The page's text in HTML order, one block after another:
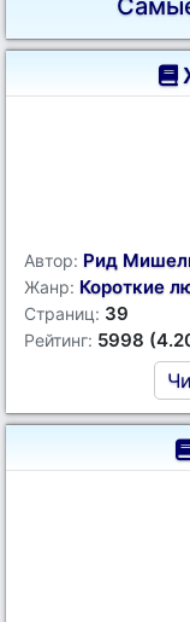
Автор: Рид
Жанр: Короткие
Страниц: 39
Рейтинг: 5998